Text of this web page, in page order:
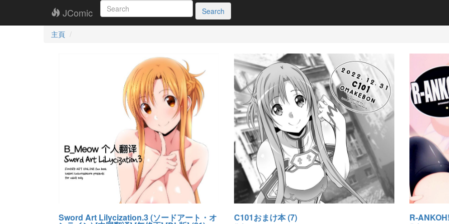
JComic Search
主頁
Sword Art Lilycization.3 (ソードアート・オ C101おまけ本 (7) R-